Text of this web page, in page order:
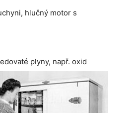
hlučný motor s
plyny, např. oxid